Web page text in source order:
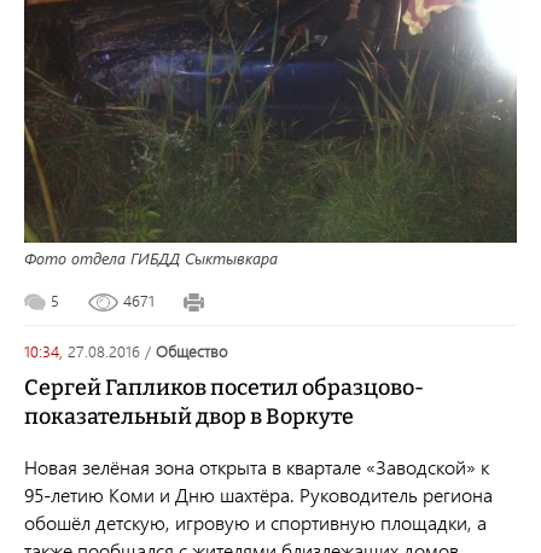
Фото отдела ГИБДД Сыктывкара
5 4671
10:34, 27.08.2016 / общество
Сергей Гапликов посетил образцово-
показательный двор в Воркуте
Новая зелёная зона открыта в квартале «Заводской» к
95-летию Коми и Дню шахтёра. Руководитель региона
обошёл детскую, игровую и спортивную площадки, а